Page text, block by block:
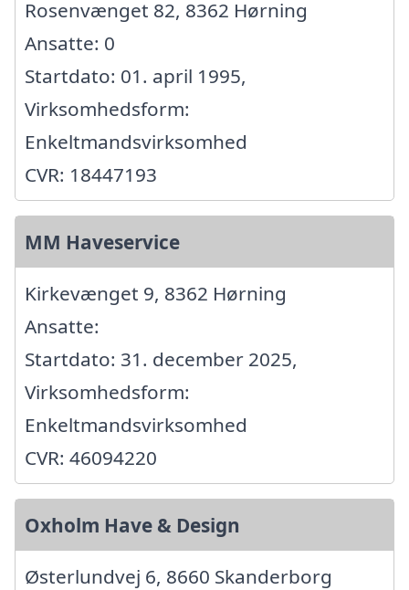
Rosenvænget 82, 8362 Hørning
Ansatte: 0
Startdato: 01. april 1995,
Virksomhedsform:
Enkeltmandsvirksomhed
CVR: 18447193
MM Haveservice
Kirkevænget 9, 8362 Hørning
Ansatte:
Startdato: 31. december 2025,
Virksomhedsform:
Enkeltmandsvirksomhed
CVR: 46094220
Oxholm Have & Design
Østerlundvej 6, 8660 Skanderborg